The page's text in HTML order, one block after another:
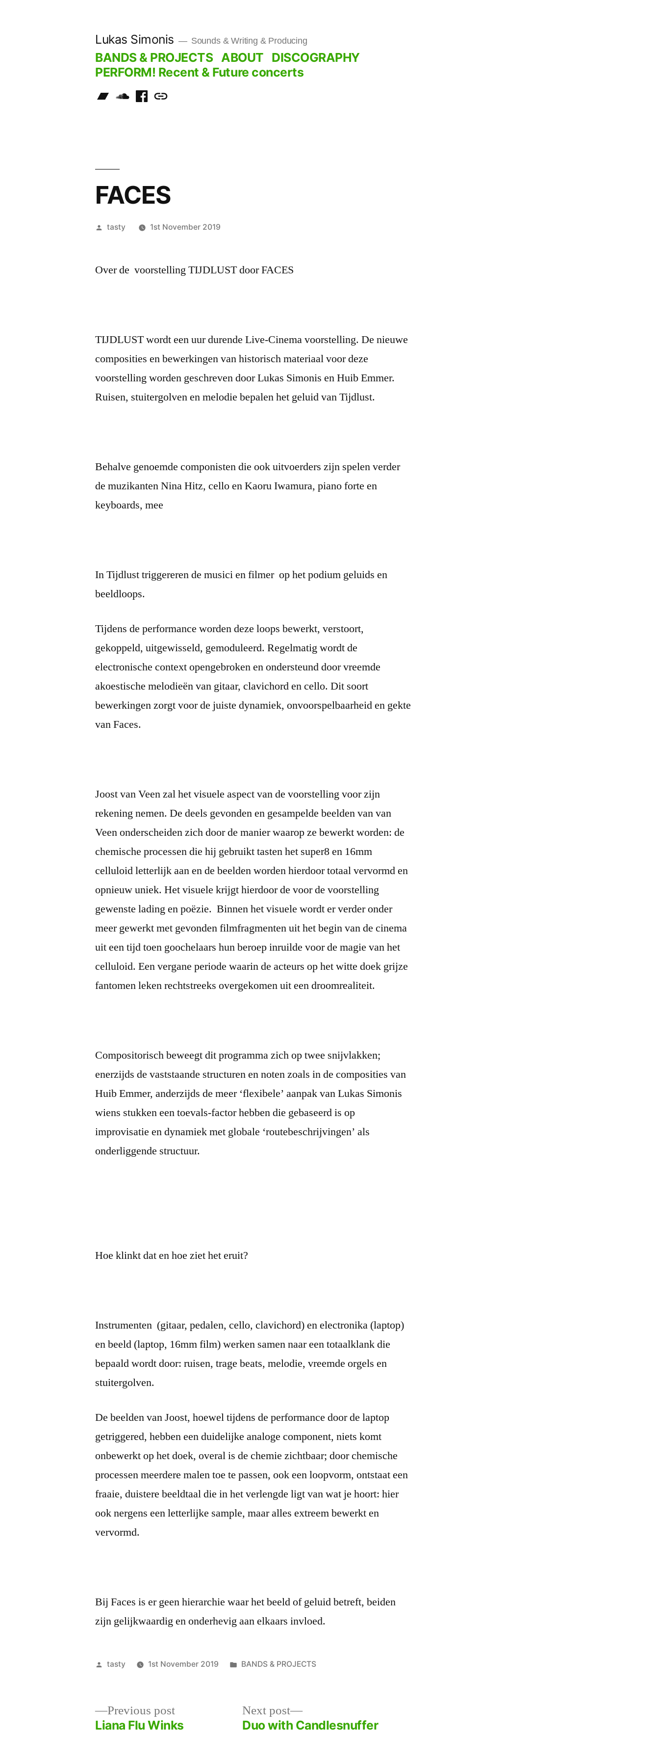
Lukas Simonis Sounds & Writing & Producing
BANDS & PROJECTS ABOUT DISCOGRAPHY
PERFORM! Recent & Future concerts
FACES
Posted
tasty 1st November 2019
Over de voorstelling TIJDLUST door FACES
TIJDLUST wordt een uur durende Live-Cinema voorstelling. De nieuwe
composities en bewerkingen van historisch materiaal voor deze
voorstelling worden geschreven door Lukas Simonis en Huib Emmer.
Ruisen, stuitergolven en melodie bepalen het geluid van Tijdlust.
Behalve genoemde componisten die ook uitvoerders zijn spelen verder
de muzikanten Nina Hitz, cello en Kaoru Iwamura, piano forte en
keyboards, mee
In Tijdlust triggereren de musici en filmer op het podium geluids en
beeldloops.
Tijdens de performance worden deze loops bewerkt, verstoort,
gekoppeld, uitgewisseld, gemoduleerd. Regelmatig wordt de
electronische context opengebroken en ondersteund door vreemde
akoestische melodieën van gitaar, clavichord en cello. Dit soort
bewerkingen zorgt voor de juiste dynamiek, onvoorspelbaarheid en gekte
van Faces.
Joost van Veen zal het visuele aspect van de voorstelling voor zijn
rekening nemen. De deels gevonden en gesampelde beelden van van
Veen onderscheiden zich door de manier waarop ze bewerkt worden: de
chemische processen die hij gebruikt tasten het super8 en 16mm
celluloid letterlijk aan en de beelden worden hierdoor totaal vervormd en
opnieuw uniek. Het visuele krijgt hierdoor de voor de voorstelling
gewenste lading en poëzie. Binnen het visuele wordt er verder onder
meer gewerkt met gevonden filmfragmenten uit het begin van de cinema
uit een tijd toen goochelaars hun beroep inruilde voor de magie van het
celluloid. Een vergane periode waarin de acteurs op het witte doek grijze
fantomen leken rechtstreeks overgekomen uit een droomrealiteit.
Compositorisch beweegt dit programma zich op twee snijvlakken;
enerzijds de vaststaande structuren en noten zoals in de composities van
Huib Emmer, anderzijds de meer ‘flexibele’ aanpak van Lukas Simonis
wiens stukken een toevals-factor hebben die gebaseerd is op
improvisatie en dynamiek met globale ‘routebeschrijvingen’ als
onderliggende structuur.
Hoe klinkt dat en hoe ziet het eruit?
Instrumenten (gitaar, pedalen, cello, clavichord) en electronika (laptop)
en beeld (laptop, 16mm film) werken samen naar een totaalklank die
bepaald wordt door: ruisen, trage beats, melodie, vreemde orgels en
stuitergolven.
De beelden van Joost, hoewel tijdens de performance door de laptop
getriggered, hebben een duidelijke analoge component, niets komt
onbewerkt op het doek, overal is de chemie zichtbaar; door chemische
processen meerdere malen toe te passen, ook een loopvorm, ontstaat een
fraaie, duistere beeldtaal die in het verlengde ligt van wat je hoort: hier
ook nergens een letterlijke sample, maar alles extreem bewerkt en
vervormd.
Bij Faces is er geen hierarchie waar het beeld of geluid betreft, beiden
zijn gelijkwaardig en onderhevig aan elkaars invloed.
Posted
tasty 1st November 2019
Posted
BANDS & PROJECTS
Previous postPrevious
post:
Liana Flu Winks
Next post
Next
post:
Duo with Candlesnuffer